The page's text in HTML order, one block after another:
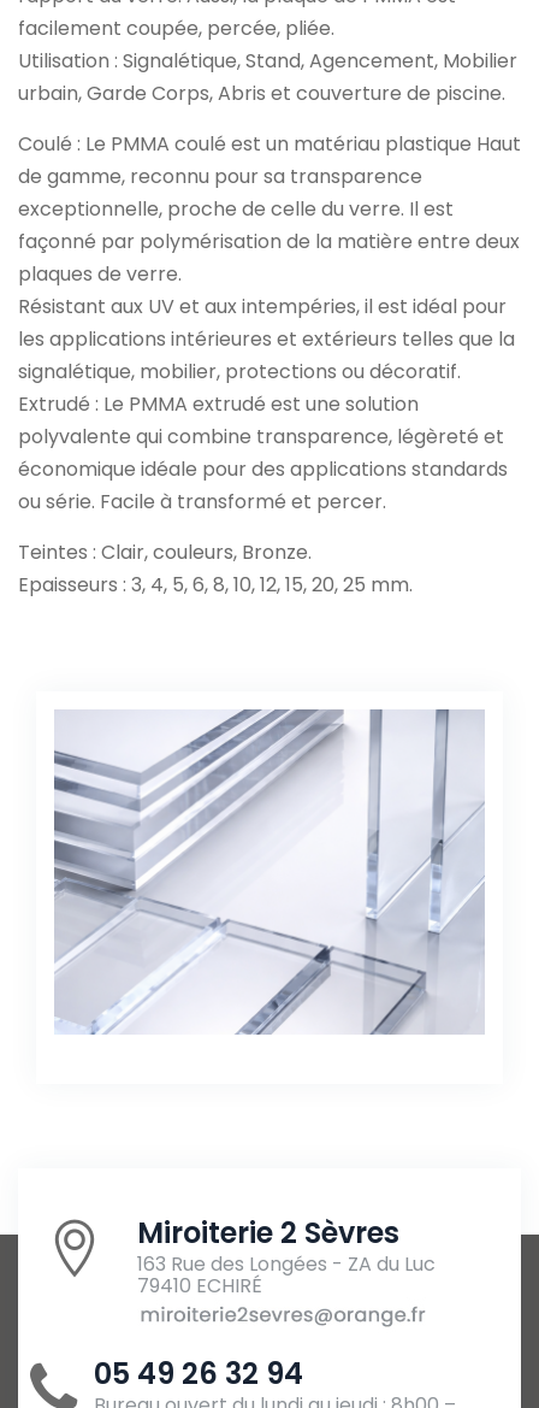
facilement coupée, percée, pliée.
Utilisation : Signalétique, Stand, Agencement, Mobilier
urbain, Garde Corps, Abris et couverture de piscine.
Coulé : Le PMMA coulé est un matériau plastique Haut
de gamme, reconnu pour sa transparence
exceptionnelle, proche de celle du verre. Il est
façonné par polymérisation de la matière entre deux
plaques de verre.
Résistant aux UV et aux intempéries, il est idéal pour
les applications intérieures et extérieurs telles que la
signalétique, mobilier, protections ou décoratif.
Extrudé : Le PMMA extrudé est une solution
polyvalente qui combine transparence, légèreté et
économique idéale pour des applications standards
ou série. Facile à transformé et percer.
Teintes : Clair, couleurs, Bronze.
Epaisseurs : 3, 4, 5, 6, 8, 10, 12, 15, 20, 25 mm.
Miroiterie 2 Sèvres
163 Rue des Longées - ZA du Luc
79410 ECHIRÉ
05 49 26 32 94